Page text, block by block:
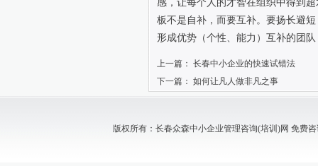
板不是自补，而要互补。要扬长避
形成优势（个性、能力）互补的团
上一篇： 长春中小企业的快速试错法
下一篇： 如何让凡人做非凡之事
版权所有：长春众森中小企业管理咨询(培训)网 免费咨